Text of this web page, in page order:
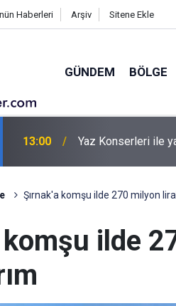
Haberleri Arşiv Sitene Ekle
GÜNDEM BÖLGE
13:00 Yaz Konserleri ile
Şırnak'a komşu ilde 270 milyon
komşu ilde